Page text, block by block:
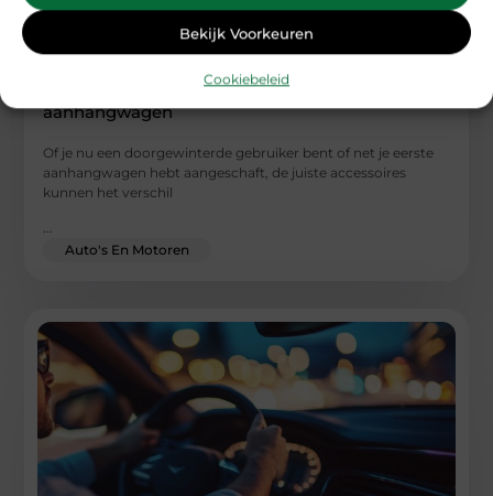
Bekijk Voorkeuren
Cookiebeleid
aanhangwagen
Of je nu een doorgewinterde gebruiker bent of net je eerste
aanhangwagen hebt aangeschaft, de juiste accessoires
kunnen het verschil
...
Auto's En Motoren